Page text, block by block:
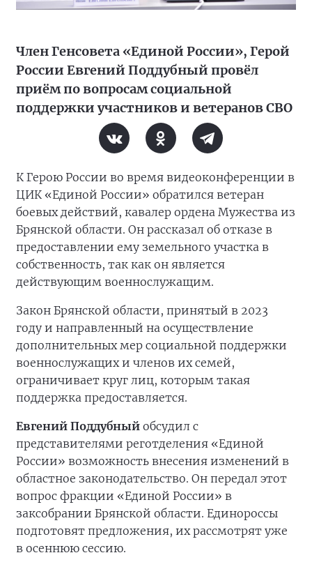
Член Генсовета «Единой России», Герой
России Евгений Поддубный провёл
приём по вопросам социальной
поддержки участников и ветеранов СВО
К Герою России во время видеоконференции в
ЦИК «Единой России» обратился ветеран
боевых действий, кавалер ордена Мужества из
Брянской области. Он рассказал об отказе в
предоставлении ему земельного участка в
собственность, так как он является
действующим военнослужащим.
Закон Брянской области, принятый в 2023
году и направленный на осуществление
дополнительных мер социальной поддержки
военнослужащих и членов их семей,
ограничивает круг лиц, которым такая
поддержка предоставляется.
Евгений Поддубный обсудил с
представителями реготделения «Единой
России» возможность внесения изменений в
областное законодательство. Он передал этот
вопрос фракции «Единой России» в
заксобрании Брянской области. Единороссы
подготовят предложения, их рассмотрят уже
в осеннюю сессию.